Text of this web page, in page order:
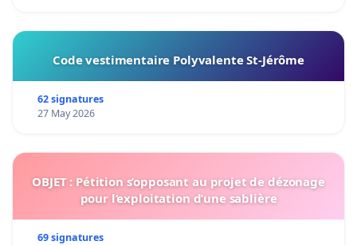
Code vestimentaire Polyvalente St-Jérôme
62 signatures
27 May 2026
OBJET : Pétition s’opposant au projet de dézonage
pour l’exploitation d’une sablière
69 signatures